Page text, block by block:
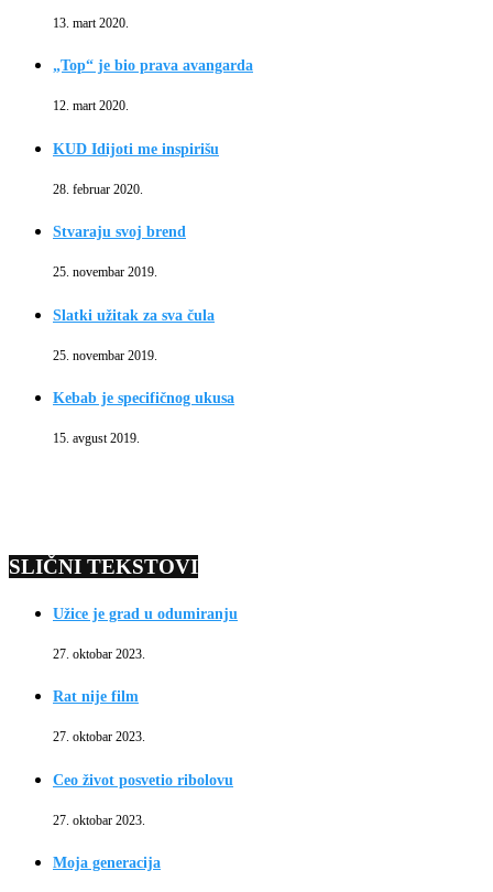
13. mart 2020.
„Top“ je bio prava avangarda
12. mart 2020.
KUD Idijoti me inspirišu
28. februar 2020.
Stvaraju svoj brend
25. novembar 2019.
Slatki užitak za sva čula
25. novembar 2019.
Kebab je specifičnog ukusa
15. avgust 2019.
SLIČNI TEKSTOVI
Užice je grad u odumiranju
27. oktobar 2023.
Rat nije film
27. oktobar 2023.
Ceo život posvetio ribolovu
27. oktobar 2023.
Moja generacija